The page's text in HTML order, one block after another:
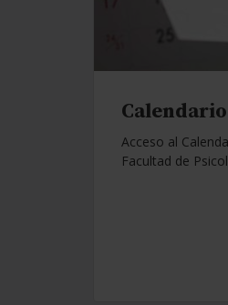
Acceso al
Facultad de